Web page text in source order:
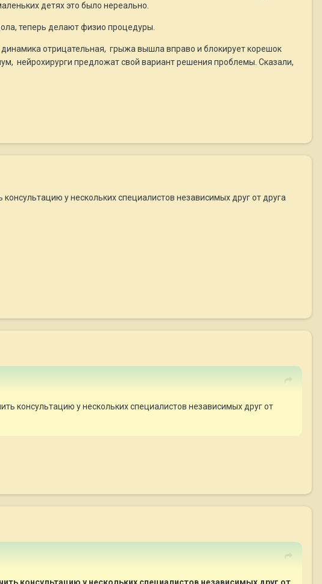
детях это было нереально.
теперь делают физио процедуры.
отрицательная, грыжа вышла вправо и блокирует корешок
нейрохирурги предложат свой вариант решения проблемы. Сказали,
у нескольких специалистов независимых друг от друга
консультацию у нескольких специалистов независимых друг от
консультацию у нескольких специалистов независимых друг от